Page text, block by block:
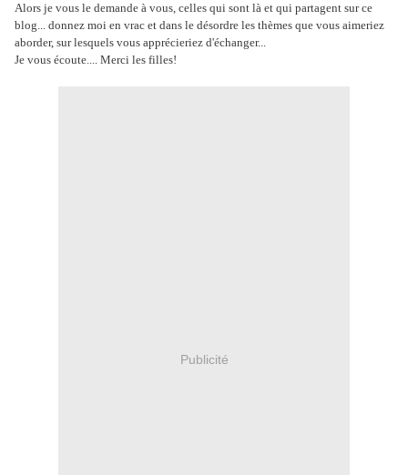
Alors je vous le demande à vous, celles qui sont là et qui partagent sur ce
blog... donnez moi en vrac et dans le désordre les thèmes que vous aimeriez
aborder, sur lesquels vous apprécieriez d'échanger...
Je vous écoute.... Merci les filles!
Publicité